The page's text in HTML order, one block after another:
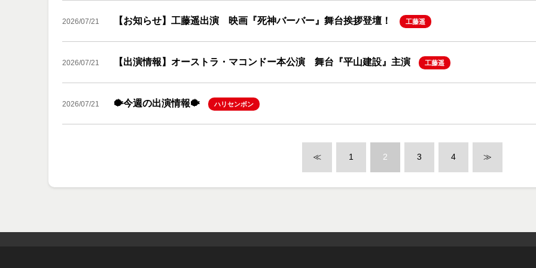
2026/07/21 【お知らせ】工藤遥出演 映画『死神バーバー』舞台挨拶登壇！ 工藤遥
2026/07/21 【出演情報】オーストラ・マコンドー本公演 舞台『平山建設』主演 工藤遥
2026/07/21 🐡今週の出演情報🐡 ハリセンボン
≪ 1 2 3 4 ≫